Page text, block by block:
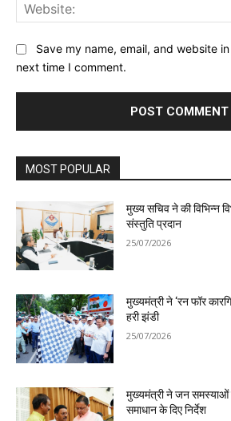
Save my name, email, and website
next time I comment.
MOST POPULAR
मुख्य सचिव ने की विभिन्न
संस्तुति प्रदान
25/07/2026
मुख्यमंत्री ने ‘रन फॉर
हरी झंडी
25/07/2026
मुख्यमंत्री ने जन समस्याओं
समाधान के दिए निर्देश